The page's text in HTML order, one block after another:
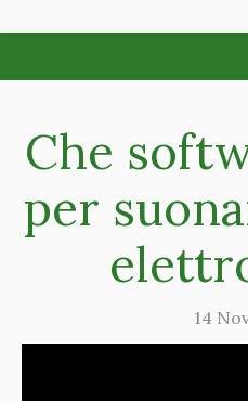
Che
per
14